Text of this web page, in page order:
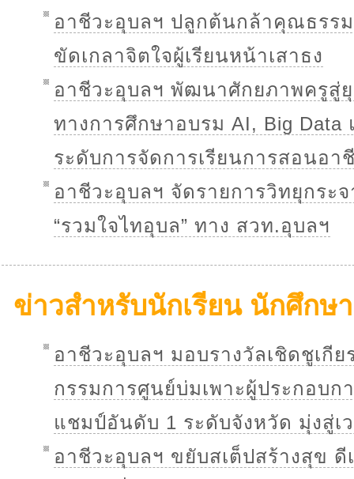
อาชีวะอุบลฯ ปลูกต้นกล้าคุณธรร
ขัดเกลาจิตใจผู้เรียนหน้าเสาธง
อาชีวะอุบลฯ พัฒนาศักยภาพครูสู่
ทางการศึกษาอบรม AI, Big Data
ระดับการจัดการเรียนการสอนอา
อาชีวะอุบลฯ จัดรายการวิทยุกระจ
“รวมใจไทอุบล” ทาง สวท.อุบลฯ
ข่าวสำหรับนักเรียน นักศึกษา
อาชีวะอุบลฯ มอบรางวัลเชิดชูเกี
กรรมการศูนย์บ่มเพาะผู้ประกอบ
แชมป์อันดับ 1 ระดับจังหวัด มุ่งสู่เ
อาชีวะอุบลฯ ขยับสเต็ปสร้างสุข ดี